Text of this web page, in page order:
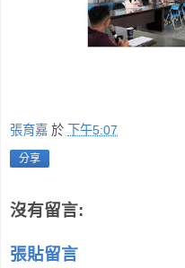
張育嘉 於 下午5:07
分享
沒有留言:
張貼留言